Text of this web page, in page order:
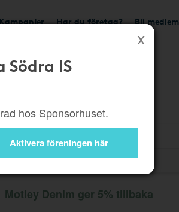
Har du företag? Bli medlem
Södra IS
hos Sponsorhuset.
Aktivera föreningen här
Information
Motley Denim ger 5% tillbaka